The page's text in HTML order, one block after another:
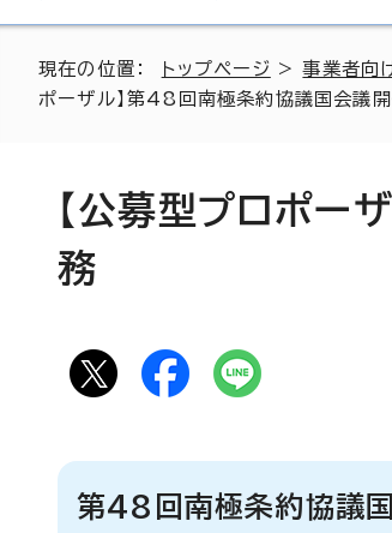
現在の位置： トップページ >事業者向
ポーザル】第48回南極条約協議国会議
【公募型プロポー
務
第48回南極条約協議